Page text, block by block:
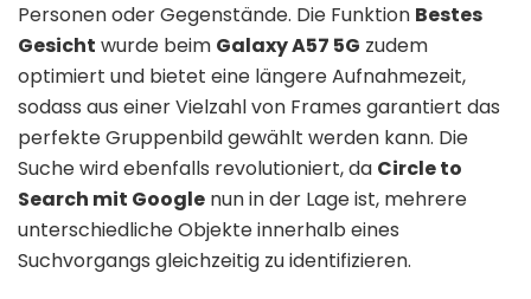
Personen oder Gegenstände. Die Funktion Bestes
Gesicht wurde beim Galaxy A57 5G zudem
optimiert und bietet eine längere Aufnahmezeit,
sodass aus einer Vielzahl von Frames garantiert das
perfekte Gruppenbild gewählt werden kann. Die
Suche wird ebenfalls revolutioniert, da Circle to
Search mit Google nun in der Lage ist, mehrere
unterschiedliche Objekte innerhalb eines
Suchvorgangs gleichzeitig zu identifizieren.